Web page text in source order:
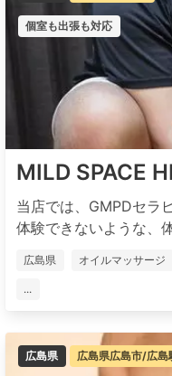
個室も出張も対応
MILD SPACE
当店では、GMPDセラ
体験できないような、
広島県 オイルマッサージ
...
広島県 広島県広島市/広島